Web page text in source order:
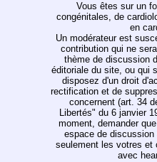
Vous êtes sur un
congénitales, de
en
Un modérateur est
contribution qui ne
thème de discussion
éditoriale du site, ou qui
disposez d'un droit
rectification et de
concernent (art. 34
Libertés" du 6 janvier
moment, demander
espace de
seulement les votres
avec